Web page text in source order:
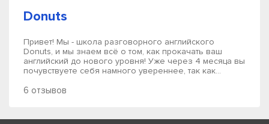
Donuts
Привет! Мы - школа разговорного английского
Donuts, и мы знаем всё о том, как прокачать ваш
английский до нового уровня! Уже через 4 месяца вы
почувствуете себя намного увереннее, так как...
6 отзывов